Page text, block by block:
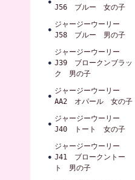
J56 ブルー 女の子
ジャージーウーリー
J58 ブルー 男の子
ジャージーウーリー
J39 ブロークンブラッ
ク 男の子
ジャージーウーリー
AA2 オパール 女の子
ジャージーウーリー
J40 トート 女の子
ジャージーウーリー
J41 ブロークントー
ト 男の子